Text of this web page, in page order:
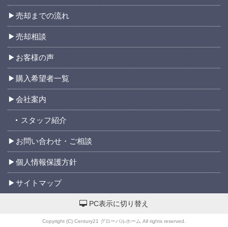
売却までの流れ
売却相談
お客様の声
購入希望者一覧
会社案内
スタッフ紹介
お問い合わせ・ご相談
個人情報保護方針
サイトマップ
PC表示に切り替え
Copyright (C) Century21 グローバルホーム All rights reserved.